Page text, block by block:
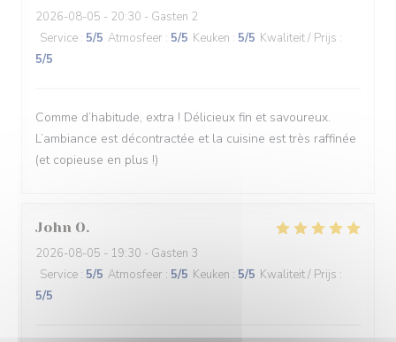
2026-08-05 - 20:30 - Gasten 2
Service : 5/5 Atmosfeer : 5/5 Keuken : 5/5 Kwaliteit / Prijs :
5/5
Comme d’habitude, extra ! Délicieux fin et savoureux.
L’ambiance est décontractée et la cuisine est très raffinée
(et copieuse en plus !)
John O
2026-08-05 - 19:30 - Gasten 3
Service : 5/5 Atmosfeer : 5/5 Keuken : 5/5 Kwaliteit / Prijs :
5/5